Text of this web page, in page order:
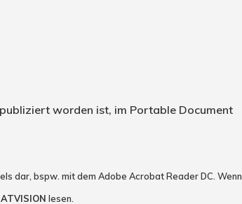
worden ist, im Portable Document
dar, bspw. mit dem Adobe Acrobat Reader DC. Wenn
lesen.